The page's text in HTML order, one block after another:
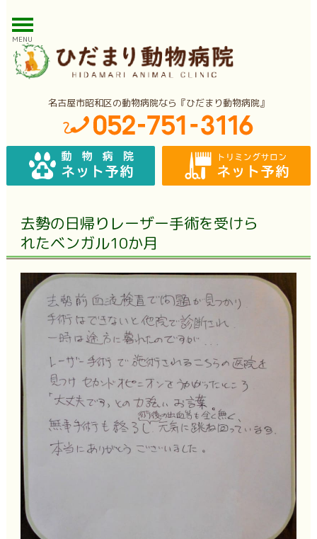
MENU
名古屋市昭和区の動物病院なら『ひだまり動物病院』
去勢の日帰りレーザー手術を受けら
れたベンガル10か月